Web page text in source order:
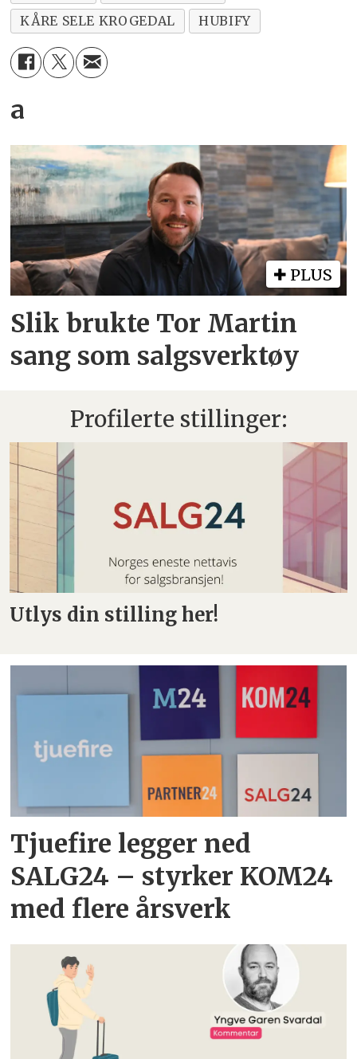
KÅRE SELE KROGEDAL
HUBIFY
a
PLUS
Slik brukte Tor Martin
sang som salgsverktøy
Profilerte stillinger:
Utlys din stilling her!
Tjuefire legger ned
SALG24 – styrker KOM24
med flere årsverk